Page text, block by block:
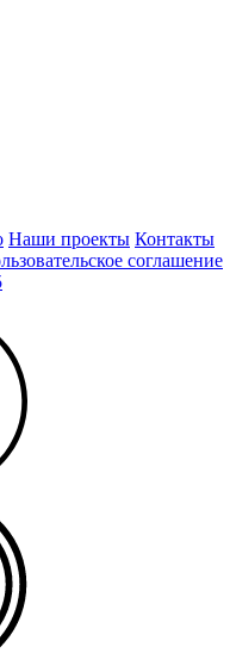
Наши проекты Контакты
соглашение